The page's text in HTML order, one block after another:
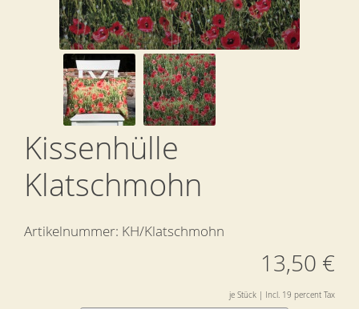
Kissenhülle
Klatschmohn
Artikelnummer: KH/Klatschmohn
13,50 €
je Stück | Incl. 19 percent Tax